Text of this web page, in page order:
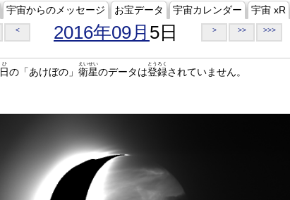
宇宙からのメッセージ お宝データ 宇宙カレンダー 宇宙 xR
< 2016年09月 5日 > >> >>>
日
ひ
の「あけぼの」 衛星
えいせい
のデータは登録
とうろく
されていません。